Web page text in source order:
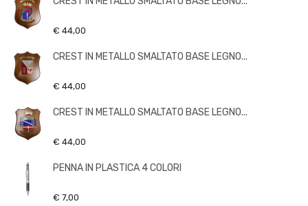
€ 44,00
CREST IN METALLO SMALTATO BASE LEGNO...
€ 44,00
CREST IN METALLO SMALTATO BASE LEGNO...
€ 44,00
PENNA IN PLASTICA 4 COLORI
€ 7,00